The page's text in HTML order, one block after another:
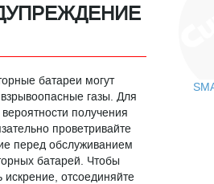
батареи могут
газы. Для
получения
проветривайте
перед обслуживанием
батарей. Чтобы
искрение, отсоединяйте